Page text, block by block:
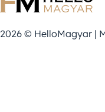
2026 © HelloMagyar |